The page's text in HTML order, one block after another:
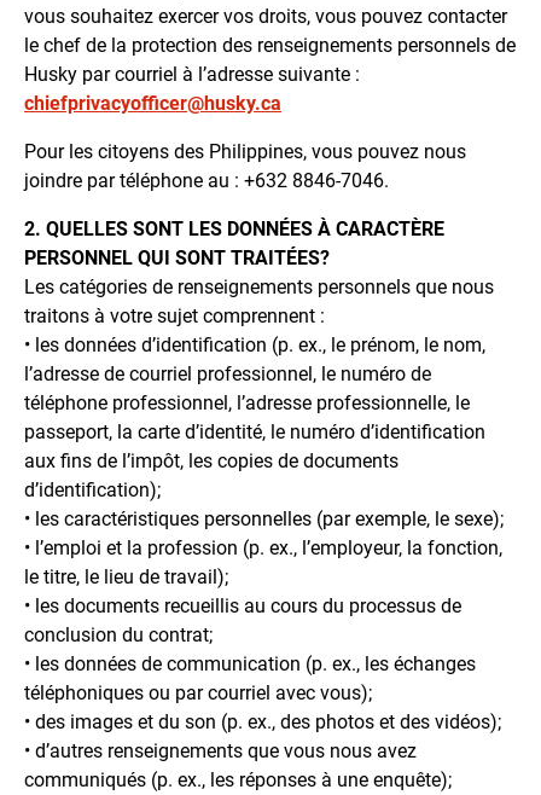
vous souhaitez exercer vos droits, vous pouvez contacter
le chef de la protection des renseignements personnels de
Husky par courriel à l’adresse suivante :
chiefprivacyofficer@husky.ca
Pour les citoyens des Philippines, vous pouvez nous
joindre par téléphone au : +632 8846-7046.
2. QUELLES SONT LES DONNÉES À CARACTÈRE
PERSONNEL QUI SONT TRAITÉES?
Les catégories de renseignements personnels que nous
traitons à votre sujet comprennent :
• les données d’identification (p. ex., le prénom, le nom,
l’adresse de courriel professionnel, le numéro de
téléphone professionnel, l’adresse professionnelle, le
passeport, la carte d’identité, le numéro d’identification
aux fins de l’impôt, les copies de documents
d’identification);
• les caractéristiques personnelles (par exemple, le sexe);
• l’emploi et la profession (p. ex., l’employeur, la fonction,
le titre, le lieu de travail);
• les documents recueillis au cours du processus de
conclusion du contrat;
• les données de communication (p. ex., les échanges
téléphoniques ou par courriel avec vous);
• des images et du son (p. ex., des photos et des vidéos);
• d’autres renseignements que vous nous avez
communiqués (p. ex., les réponses à une enquête);